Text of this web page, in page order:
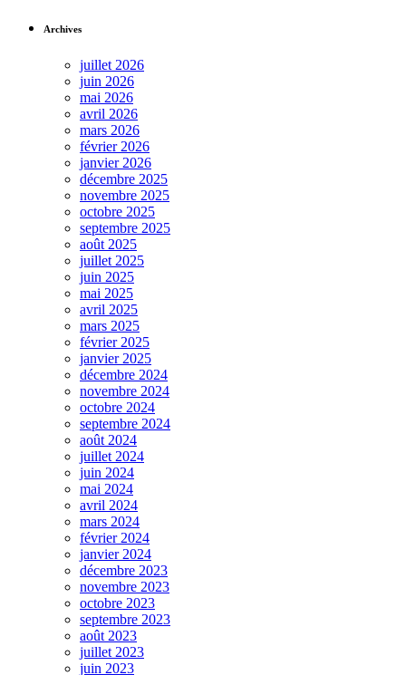
Archives
juillet 2026
juin 2026
mai 2026
avril 2026
mars 2026
février 2026
janvier 2026
décembre 2025
novembre 2025
octobre 2025
septembre 2025
août 2025
juillet 2025
juin 2025
mai 2025
avril 2025
mars 2025
février 2025
janvier 2025
décembre 2024
novembre 2024
octobre 2024
septembre 2024
août 2024
juillet 2024
juin 2024
mai 2024
avril 2024
mars 2024
février 2024
janvier 2024
décembre 2023
novembre 2023
octobre 2023
septembre 2023
août 2023
juillet 2023
juin 2023